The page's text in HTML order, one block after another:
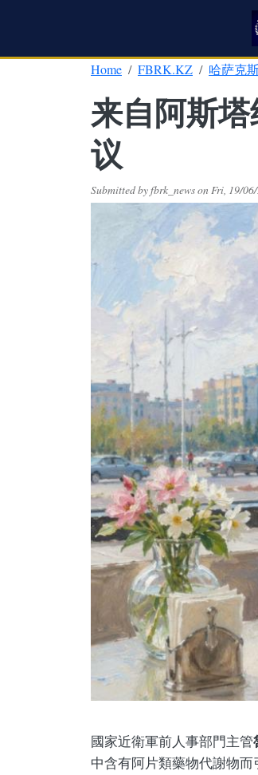
Home FBRK.KZ 哈萨克
来自阿斯
议
Submitted byfbrk_newsonFri, 19/
國家近衛軍前人事部門主管
中含有阿片類藥物代謝物而